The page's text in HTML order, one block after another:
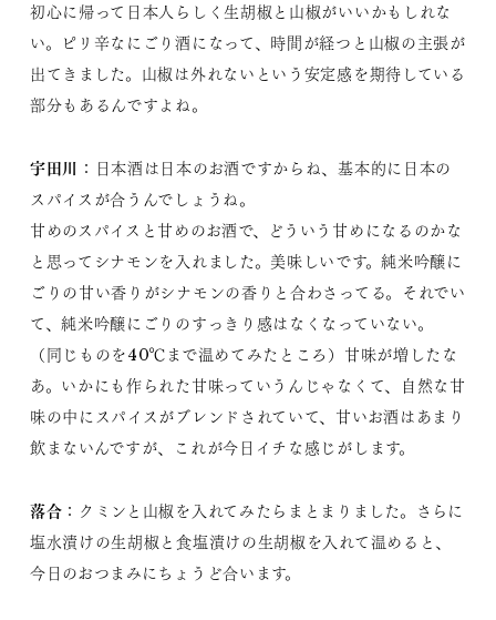
初心に帰って日本人らしく生胡椒と山椒がいいかもしれな
い。ピリ辛なにごり酒になって、時間が経つと山椒の主張が
出てきました。山椒は外れないという安定感を期待している
部分もあるんですよね。
宇田川 ：日本酒は日本のお酒ですからね、基本的に日本の
スパイスが合うんでしょうね。
甘めのスパイスと甘めのお酒で、どういう甘めになるのかな
と思ってシナモンを入れました。美味しいです。純米吟醸に
ごりの甘い香りがシナモンの香りと合わさってる。それでい
て、純米吟醸にごりのすっきり感はなくなっていない。
（同じものを40℃まで温めてみたところ）甘味が増したな
あ。いかにも作られた甘味っていうんじゃなくて、自然な甘
味の中にスパイスがブレンドされていて、甘いお酒はあまり
飲まないんですが、これが今日イチな感じがします。
落合 ：クミンと山椒を入れてみたらまとまりました。さらに
塩水漬けの生胡椒と食塩漬けの生胡椒を入れて温めると、
今日のおつまみにちょうど合います。